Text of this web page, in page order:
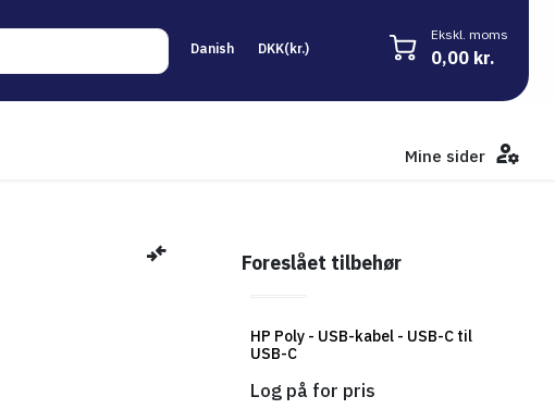
0,00 kr.
Ekskl. moms
Mine sider
Foreslået tilbehør
HP Poly - USB-kabel - USB-C til
USB-C
Log på for pris